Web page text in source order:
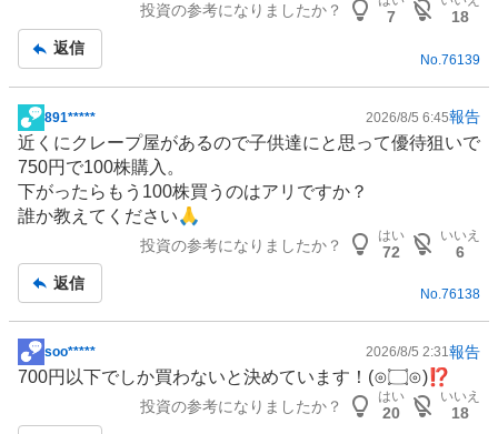
投資の参考になりましたか？ 7
18
返信
No. 76139
掲
示
板
記
事
891***** 2026/8/5 6:45報告
近くにクレープ屋があるので子供達にと思って優待狙いで
750円で100株購入。
下がったらもう100株買うのはアリですか？
誰か教えてください🙏
投資の参考になりましたか？
はい
72
いいえ
6
返信
No.76138
掲
示
soo***** 2026/8/5 2:31報告
700円以下でしか買わないと決めています！(⊙۝⊙)⁉️
投資の参考になりましたか？
はい
20
いいえ
18